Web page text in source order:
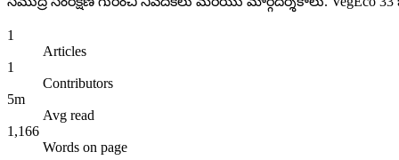
1
Articles
1
Contributors
5m
Avg read
1,166
Words on page